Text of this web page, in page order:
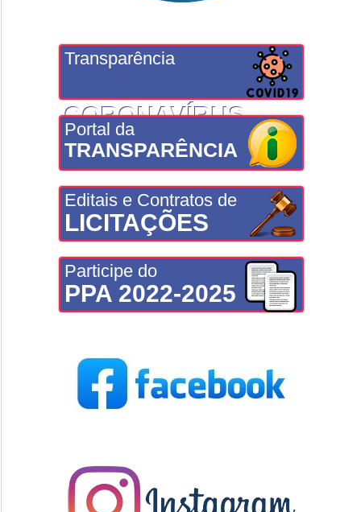
Transparência
CORONAVÍRUS
Portal da
TRANSPARÊNCIA
Editais e Contratos de
LICITAÇÕES
Participe do
PPA 2022-2025